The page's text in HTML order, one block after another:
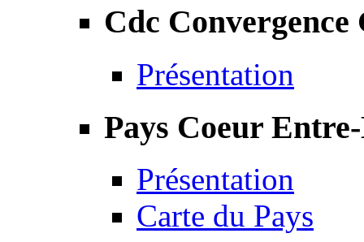
Cdc Convergence
Présentation
Pays Coeur
Présentation
Carte du Pays